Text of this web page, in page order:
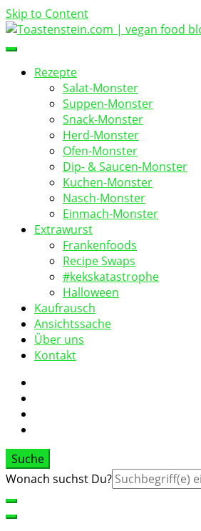
Skip to Content
Toastenstein.com
vegan food blog
Rezepte
Salat-Monster
Suppen-Monster
Snack-Monster
Herd-Monster
Ofen-Monster
Dip- & Saucen-Monster
Kuchen-Monster
Nasch-Monster
Einmach-Monster
Extrawurst
Frankenfoods
Recipe Swaps
#kekskatastrophe
Halloween
Kaufrausch
Ansichtssache
Über uns
Kontakt
Suche
Suche
Wonach suchst Du?